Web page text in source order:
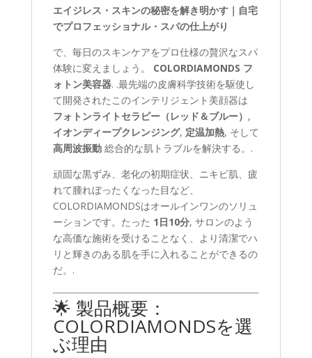
エイジレス・スキンの秘密を解き明かす｜自宅
でプロフェッショナル・スパの仕上がり
で、毎日のスキンケアをプロ仕様の贅沢なスパ
体験に変えましょう。 COLORDIAMONDS フ
ォトン美容器. .最先端の皮膚科学技術を駆使し
て開発されたこのインテリジェント美顔器は
フォトンライトセラピー（レッド＆ブルー） ,
イオンディープクレンジング, 定温加熱, そして
高周波振動総合的な肌トラブルを解決する。.
頑固な黒ずみ、老化の初期症状、ニキビ肌、疲
れて腫れぼったくなった目など、
COLORDIAMONDSはオールインワンのソリュ
ーションです。たった 1日10分, サロンのよう
な高価な施術を受けることなく、より清潔でハ
リと輝きのある肌を手に入れることができるの
だ。.
🌟 製品概要：
COLORDIAMONDSを選
ぶ理由